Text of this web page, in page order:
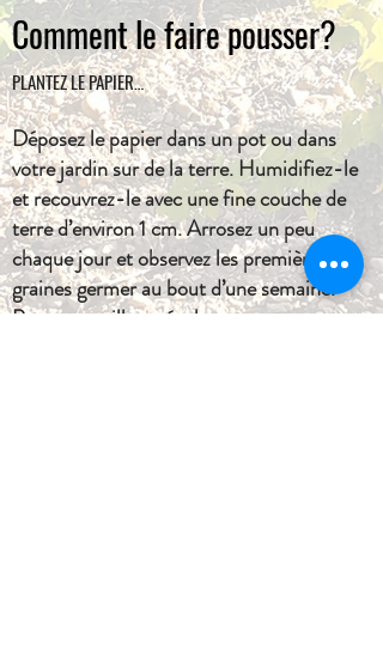
Comment le faire pousser?
PLANTEZ LE PAPIER…
Déposez le papier dans un pot ou dans
votre jardin sur de la terre. Humidifiez-le
et recouvrez-le avec une fine couche de
terre d’environ 1 cm. Arrosez un peu
chaque jour et observez les premières
graines germer au bout d’une semaine.
Pour un meilleur résultat, nous vous